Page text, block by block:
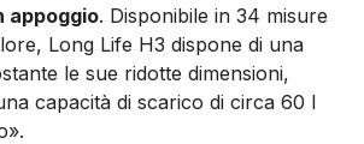
appoggio. Disponibile in 34 misure
Long Life H3 dispone di una
le sue ridotte dimensioni,
capacità di scarico di circa 60 l